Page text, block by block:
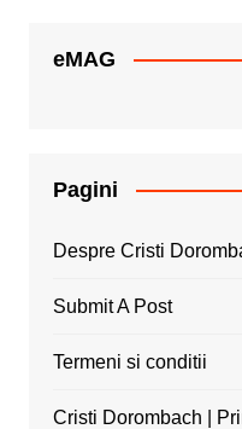
eMAG
Pagini
Despre Cristi
Submit A Post
Termeni si conditii
Cristi Dorombach |